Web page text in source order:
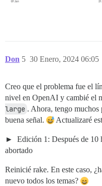
Don 30 Enero, 2024 06:05
5
Creo que el problema fue el
nivel en OpenAI y cambié el
large . Ahora, tengo muchos
buena señal.
Actualizaré
Edición 1: Después de 10
abortado
Reinicié rake. En este caso,
nuevo todos los temas?